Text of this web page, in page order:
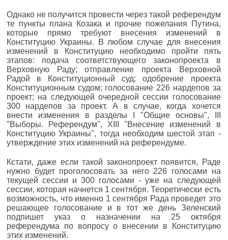
Однако не получится провести через такой референдум
те пункты плана Козака и прочие пожелания Путина,
которые прямо требуют внесения изменений в
Конституцию Украины. В любом случае для внесения
изменений в Конституцию необходимо пройти пять
этапов: подача соответствующего законопроекта в
Верховную Раду; отправление проекта Верховной
Радой в Конституционный суд; одобрение проекта
Конституционным судом; голосование 226 нардепов за
проект; на следующей очередной сессии голосование
300 нардепов за проект. А в случае, когда хочется
внести изменения в разделы I "Общие основы", III
"Выборы. Референдум", XIII "Внесение изменений в
Конституцию Украины", тогда необходим шестой этап -
утверждение этих изменений на референдуме.
Кстати, даже если такой законопроект появится, Раде
нужно будет проголосовать за него 226 голосами на
текущей сессии и 300 голосами - уже на следующей
сессии, которая начнется 1 сентября. Теоретически есть
возможность, что именно 1 сентября Рада проведет это
решающее голосование и в тот же день Зеленский
подпишет указ о назначении на 25 октября
референдума по вопросу о внесении в Конституцию
этих изменений.